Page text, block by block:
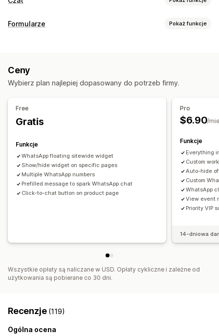
Wiadomości w czasie rzeczywistym
Automatyczne odpowiedzi
Pozdrowienia
Szybkie odpowiedzi
Kolor i czcionka
Wiadomości powitalne
Przyciski czatu
Formularze Pokaż funkcje
Dostosowanie
Zarządzanie danymi
Śledzenie statusu
Ceny
Wybierz plan najlepiej dopasowany do potrzeb firmy.
Free
Gratis
Funkcje
WhatsApp floating sitewide widget
Show/hide widget on specific pages
Multiple WhatsApp numbers
Prefilled message to spark WhatsApp chat
Click-to-chat button on product page
Pro
$6.90/
Funkcje
Everything
Custom
Auto-hide
Custom
WhatsApp
View event
Priority VIP
14-dniowa
Wszystkie opłaty są naliczane w USD. Opłaty cykliczne i zależne od
użytkowania są pobierane co 30 dni.
Recenzje (119)
Ogólna ocena